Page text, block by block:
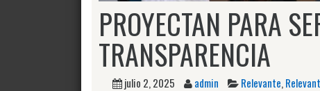
PROYECTAN PARA
TRANSPARENCIA
julio 2, 2025 admin Relevante,